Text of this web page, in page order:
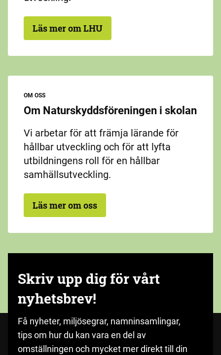
Läs mer om LHU
OM OSS
Om Naturskyddsföreningen i skolan
Vi arbetar för att främja lärande för
hållbar utveckling och för att lyfta
utbildningens roll för en hållbar
samhällsutveckling.
Läs mer om oss
Skriv upp dig för vårt
nyhetsbrev!
Få nyheter, miljösegrar, namninsamlingar,
tips om hur du kan vara en del av
omställningen och mycket mer direkt till din